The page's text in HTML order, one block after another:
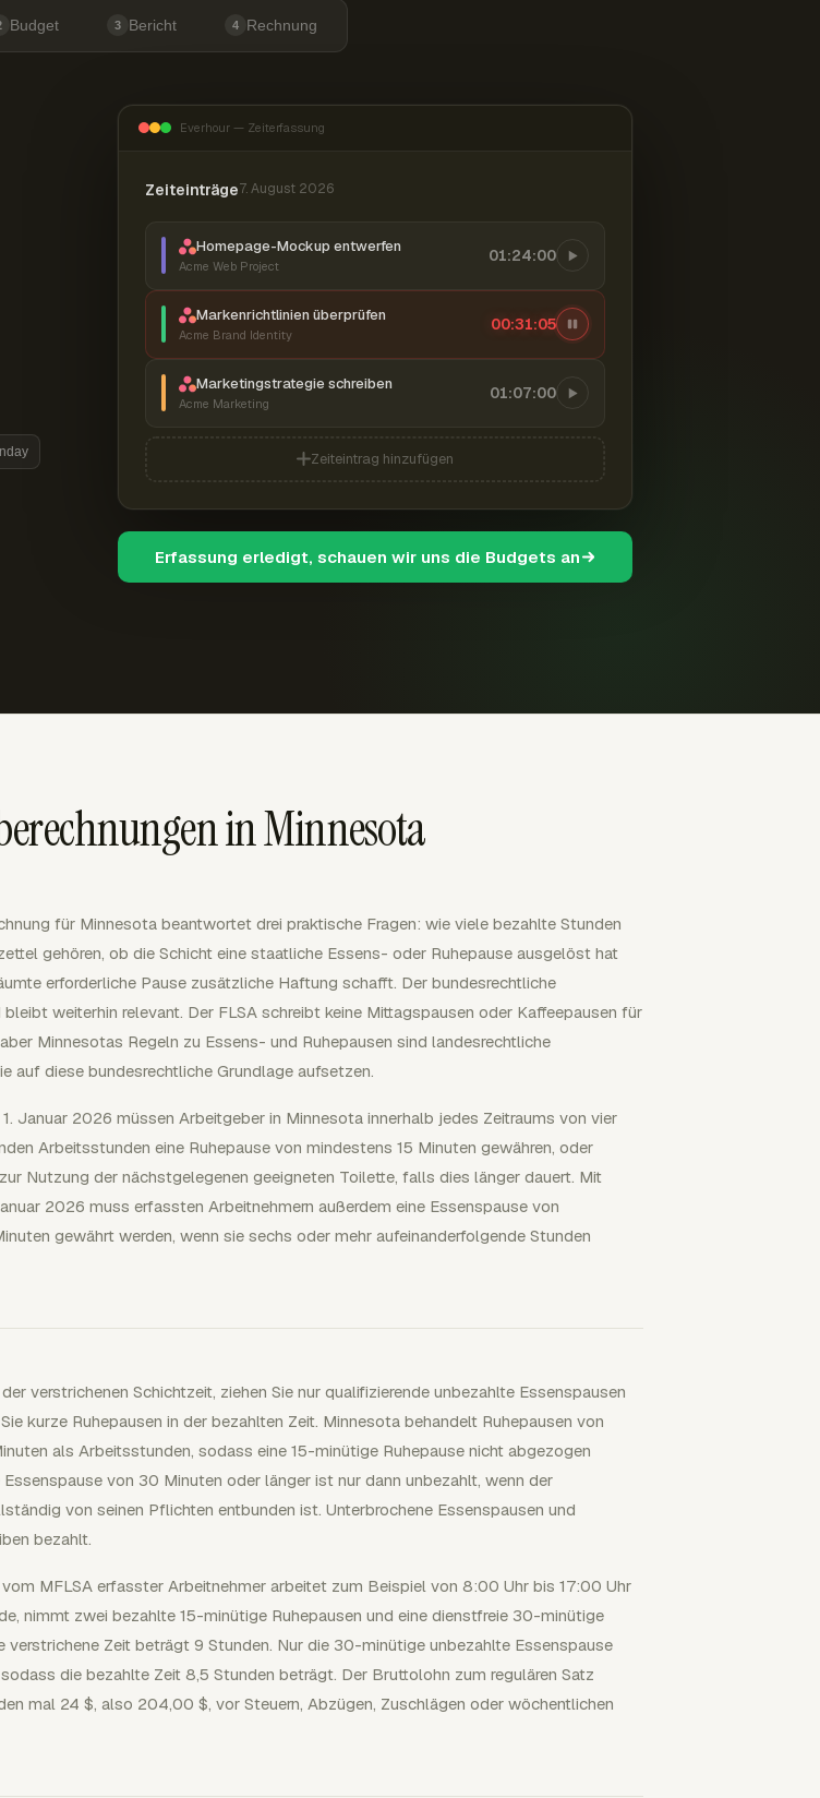
Budget 3 Bericht 4 Rechnung
Everhour — Zeiterfassung
Zeiteinträge7. August 2026
Homepage-Mockup entwerfen
Acme Web Project
01:24:00
Markenrichtlinien überprüfen
Acme Brand Identity
00:31:06
Marketingstrategie schreiben
Acme Marketing
01:07:00
Zeiteintrag hinzufügen
Erfassung erledigt, schauen wir uns die Budgets an
in Minnesota
für Minnesota beantwortet drei praktische Fragen: wie viele bezahlte Stunden
gehören, ob die Schicht eine staatliche Essens- oder Ruhepause ausgelöst hat
erforderliche Pause zusätzliche Haftung schafft. Der bundesrechtliche
weiterhin relevant. Der FLSA schreibt keine Mittagspausen oder Kaffeepausen für
Minnesotas Regeln zu Essens- und Ruhepausen sind landesrechtliche
auf diese bundesrechtliche Grundlage aufsetzen.
Januar 2026 müssen Arbeitgeber in Minnesota innerhalb jedes Zeitraums von vier
Arbeitsstunden eine Ruhepause von mindestens 15 Minuten gewähren, oder
Nutzung der nächstgelegenen geeigneten Toilette, falls dies länger dauert. Mit
2026 muss erfassten Arbeitnehmern außerdem eine Essenspause von
gewährt werden, wenn sie sechs oder mehr aufeinanderfolgende Stunden
verstrichenen Schichtzeit, ziehen Sie nur qualifizierende unbezahlte Essenspausen
kurze Ruhepausen in der bezahlten Zeit. Minnesota behandelt Ruhepausen von
als Arbeitsstunden, sodass eine 15-minütige Ruhepause nicht abgezogen
Essenspause von 30 Minuten oder länger ist nur dann unbezahlt, wenn der
von seinen Pflichten entbunden ist. Unterbrochene Essenspausen und
bezahlt.
vom MFLSA erfasster Arbeitnehmer arbeitet zum Beispiel von 8:00 Uhr bis 17:00 Uhr
nimmt zwei bezahlte 15-minütige Ruhepausen und eine dienstfreie 30-minütige
verstrichene Zeit beträgt 9 Stunden. Nur die 30-minütige unbezahlte Essenspause
die bezahlte Zeit 8,5 Stunden beträgt. Der Bruttolohn zum regulären Satz
mal 24 $, also 204,00 $, vor Steuern, Abzügen, Zuschlägen oder wöchentlichen